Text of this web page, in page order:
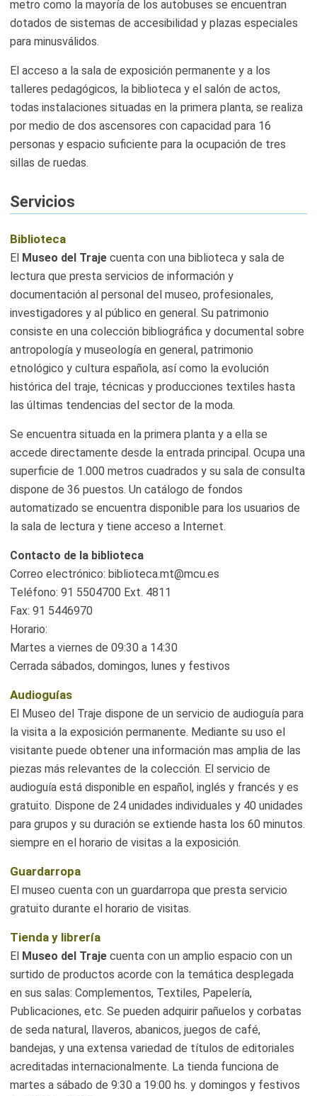
metro como la mayoría de los autobuses se encuentran
dotados de sistemas de accesibilidad y plazas especiales
para minusválidos.
El acceso a la sala de exposición permanente y a los
talleres pedagógicos, la biblioteca y el salón de actos,
todas instalaciones situadas en la primera planta, se realiza
por medio de dos ascensores con capacidad para 16
personas y espacio suficiente para la ocupación de tres
sillas de ruedas.
Servicios
Biblioteca
El Museo del Traje cuenta con una biblioteca y sala de
lectura que presta servicios de información y
documentación al personal del museo, profesionales,
investigadores y al público en general. Su patrimonio
consiste en una colección bibliográfica y documental sobre
antropología y museología en general, patrimonio
etnológico y cultura española, así como la evolución
histórica del traje, técnicas y producciones textiles hasta
las últimas tendencias del sector de la moda.
Se encuentra situada en la primera planta y a ella se
accede directamente desde la entrada principal. Ocupa una
superficie de 1.000 metros cuadrados y su sala de consulta
dispone de 36 puestos. Un catálogo de fondos
automatizado se encuentra disponible para los usuarios de
la sala de lectura y tiene acceso a Internet.
Contacto de la biblioteca
Correo electrónico: biblioteca.mt@mcu.es
Teléfono: 91 5504700 Ext. 4811
Fax: 91 5446970
Horario:
Martes a viernes de 09:30 a 14:30
Cerrada sábados, domingos, lunes y festivos
Audioguías
El Museo del Traje dispone de un servicio de audioguía para
la visita a la exposición permanente. Mediante su uso el
visitante puede obtener una información mas amplia de las
piezas más relevantes de la colección. El servicio de
audioguía está disponible en español, inglés y francés y es
gratuito. Dispone de 24 unidades individuales y 40 unidades
para grupos y su duración se extiende hasta los 60 minutos.
siempre en el horario de visitas a la exposición.
Guardarropa
El museo cuenta con un guardarropa que presta servicio
gratuito durante el horario de visitas.
Tienda y librería
El Museo del Traje cuenta con un amplio espacio con un
surtido de productos acorde con la temática desplegada
en sus salas: Complementos, Textiles, Papelería,
Publicaciones, etc. Se pueden adquirir pañuelos y corbatas
de seda natural, llaveros, abanicos, juegos de café,
bandejas, y una extensa variedad de títulos de editoriales
acreditadas internacionalmente. La tienda funciona de
martes a sábado de 9:30 a 19:00 hs. y domingos y festivos